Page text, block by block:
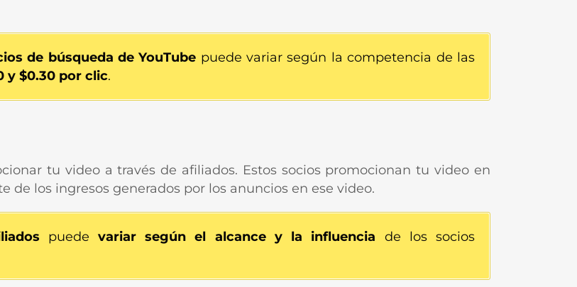
de búsqueda de YouTube puede variar según la competencia de las
y $0.30 por clic.
tu video a través de afiliados. Estos socios promocionan tu video en
de los ingresos generados por los anuncios en ese video.
puedevariar según el alcance y la influencia de los socios